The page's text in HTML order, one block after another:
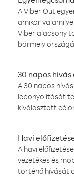
A Viber Out
amikor
Viber alacsony
bármely
30 napos
A 30 napos
lebonyolítását
kiválasztott
Havi
A havi
vezetékes és
történő hívását